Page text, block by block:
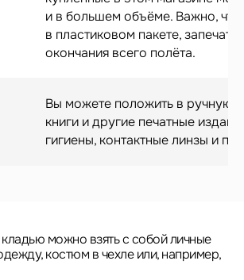
и в большем объёме. Важно,
в пластиковом пакете,
окончания всего полёта.
Вы можете положить в ручную
книги и другие печатные
гигиены, контактные линзы и
можно взять с собой личные
костюм в чехле или, например,